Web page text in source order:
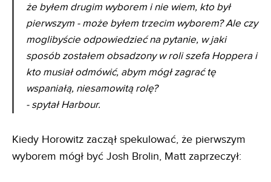
że byłem drugim wyborem i nie wiem, kto był
pierwszym - może byłem trzecim wyborem? Ale czy
moglibyście odpowiedzieć na pytanie, w jaki
sposób zostałem obsadzony w roli szefa Hoppera i
kto musiał odmówić, abym mógł zagrać tę
wspaniałą, niesamowitą rolę?
- spytał Harbour.
Kiedy Horowitz zaczął spekulować, że pierwszym
wyborem mógł być Josh Brolin, Matt zaprzeczył: